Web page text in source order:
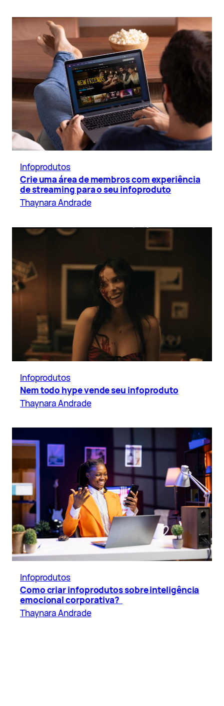
Infoprodutos
Crie uma área de membros com experiência
de streaming para o seu infoproduto
Thaynara Andrade
Infoprodutos
Nem todo hype vende seu infoproduto
Thaynara Andrade
Infoprodutos
Como criar infoprodutos sobre inteligência
emocional corporativa?
Thaynara Andrade